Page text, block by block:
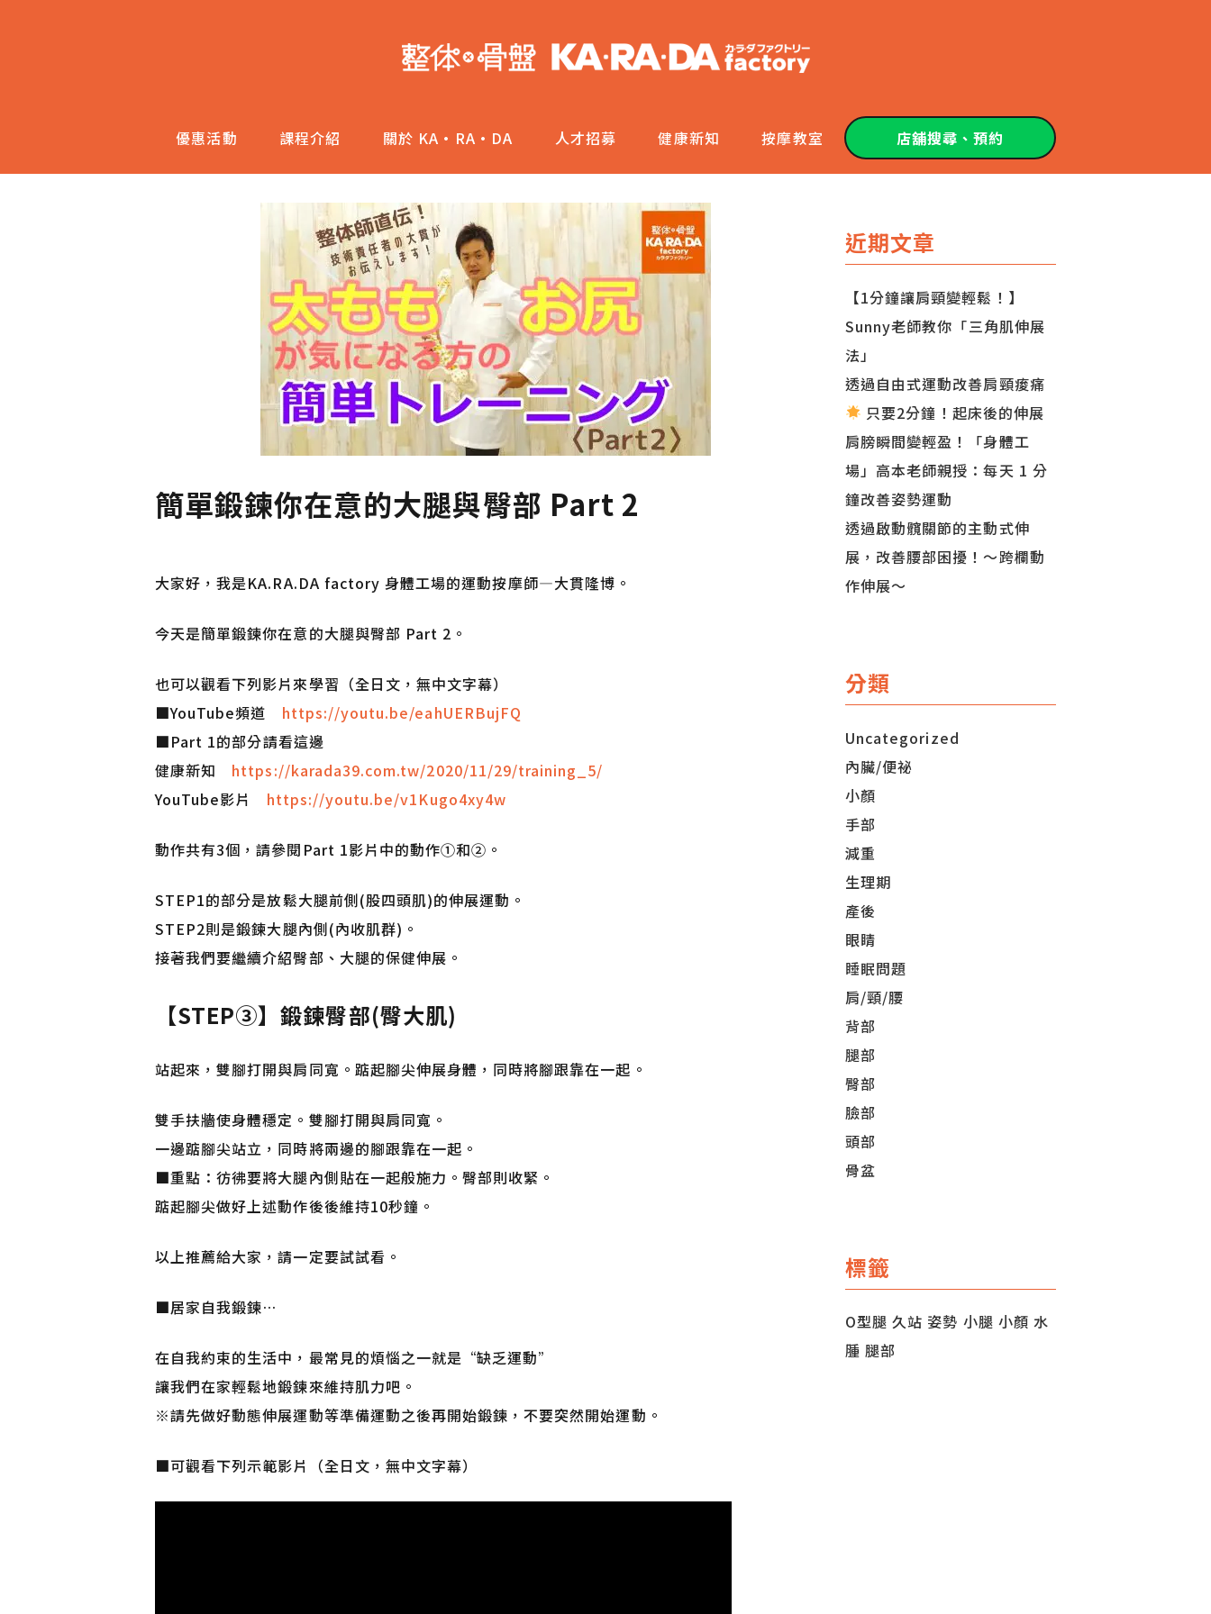
優惠活動 課程介紹 關於 KA·RA·DA 人才招募 健康新知 按摩教室 店舖搜尋、預約
簡單鍛鍊你在意的大腿與臀部 Part 2
大家好，我是KA.RA.DA factory 身體工場的運動按摩師—大貫隆博。
今天是簡單鍛鍊你在意的大腿與臀部 Part 2。
也可以觀看下列影片來學習（全日文，無中文字幕）
■YouTube頻道 https://youtu.be/eahUERBujFQ
■Part 1的部分請看這邊
健康新知 https://karada39.com.tw/2020/11/29/training_5/
YouTube影片 https://youtu.be/v1Kugo4xy4w
動作共有3個，請參閱Part 1影片中的動作①和②。
STEP1的部分是放鬆大腿前側(股四頭肌)的伸展運動。
STEP2則是鍛鍊大腿內側(內收肌群)。
接著我們要繼續介紹臀部、大腿的保健伸展。
【STEP③】鍛鍊臀部(臀大肌)
站起來，雙腳打開與肩同寬。踮起腳尖伸展身體，同時將腳跟靠在一起。
雙手扶牆使身體穩定。雙腳打開與肩同寬。
一邊踮腳尖站立，同時將兩邊的腳跟靠在一起。
■重點：彷彿要將大腿內側貼在一起般施力。臀部則收緊。
踮起腳尖做好上述動作後後維持10秒鐘。
以上推薦給大家，請一定要試試看。
■居家自我鍛鍊…
在自我約束的生活中，最常見的煩惱之一就是“缺乏運動”
讓我們在家輕鬆地鍛鍊來維持肌力吧。
※請先做好動態伸展運動等準備運動之後再開始鍛鍊，不要突然開始運動。
■可觀看下列示範影片（全日文，無中文字幕）
近期文章
【1分鐘讓肩頸變輕鬆！】
Sunny老師教你「三角肌伸展
法」
透過自由式運動改善肩頸痠痛
只要2分鐘！起床後的伸展
肩膀瞬間變輕盈！「身體工
場」高本老師親授：每天 1 分
鐘改善姿勢運動
透過啟動髖關節的主動式伸
展，改善腰部困擾！～跨欄動
作伸展～
分類
Uncategorized
內臟/便祕
小顏
手部
減重
生理期
產後
眼睛
睡眠問題
肩/頸/腰
背部
腿部
臀部
臉部
頭部
骨盆
標籤
O型腿 久站 姿勢 小腿 小顏 水
腫 腿部